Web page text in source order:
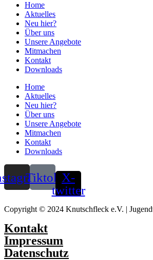
Home
Aktuelles
Neu hier?
Über uns
Unsere Angebote
Mitmachen
Kontakt
Downloads
Home
Aktuelles
Neu hier?
Über uns
Unsere Angebote
Mitmachen
Kontakt
Downloads
Tiktok X-
twitter
Copyright © 2024 Knutschfleck e.V. |
Kontakt
Impressum
Datenschutz